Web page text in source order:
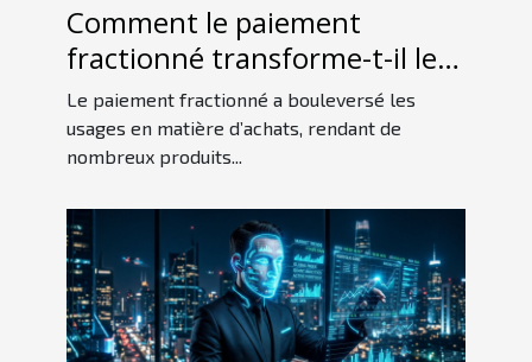
Comment le paiement
fractionné transforme-t-il les
habitudes de consommation ?
Le paiement fractionné a bouleversé les
usages en matière d’achats, rendant de
nombreux produits...